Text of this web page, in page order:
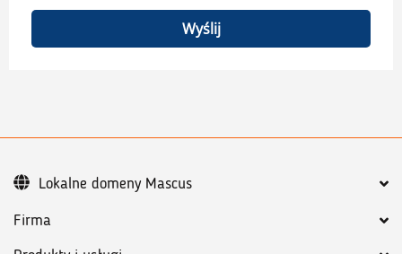
Wyślij
Firma
Lokalne domeny Mascus